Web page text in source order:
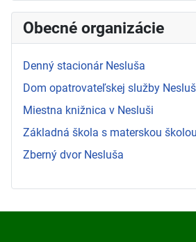
Obecné organizácie
Denný stacionár Nesluša
Dom opatrovateľskej služby
Miestna knižnica v Nesluši
Základná škola s materskou
Zberný dvor Nesluša